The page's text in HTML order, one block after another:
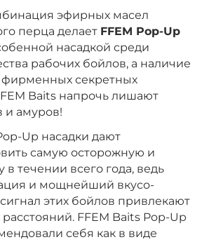
эфирных масел
перца делает FFEM Pop-Up
насадкой среди
рабочих бойлов, а наличие
секретных
Baits напрочь лишают
и амуров!
Up насадки дают
самую осторожную и
течении всего года, ведь
и мощнейший вкусо-
этих бойлов привлекают
FFEM Baits Pop-Up
себя как в виде